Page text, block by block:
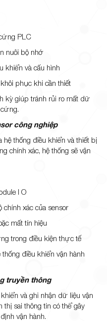
PLC
nuôi bộ nhớ
khiển và cấu hình
phục khi cần thiết
kỳ giúp tránh rủi ro mất dữ
công nghiệp
hệ thống điều khiển và thiết bị
chính xác, hệ thống sẽ vận
I O
xác của sensor
mất tín hiệu
trong điều kiện thực tế
điều khiển vận hành
truyền thông
và ghi nhận dữ liệu vận
thị sai thông tin có thể gây
vận hành.